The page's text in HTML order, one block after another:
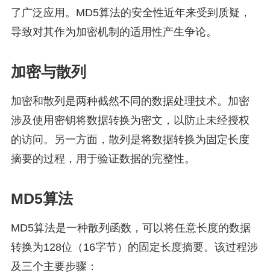
了广泛应用。MD5算法的安全性近年来受到质疑，
导致对其作为加密机制的适用性产生争论。
加密与散列
加密和散列是两种截然不同的数据处理技术。加密
涉及使用密钥将数据转换为密文，以防止未经授权
的访问。另一方面，散列是将数据转换为固定长度
摘要的过程，用于验证数据的完整性。
MD5算法
MD5算法是一种散列函数，可以将任意长度的数据
转换为128位（16字节）的固定长度摘要。该过程涉
及三个主要步骤：